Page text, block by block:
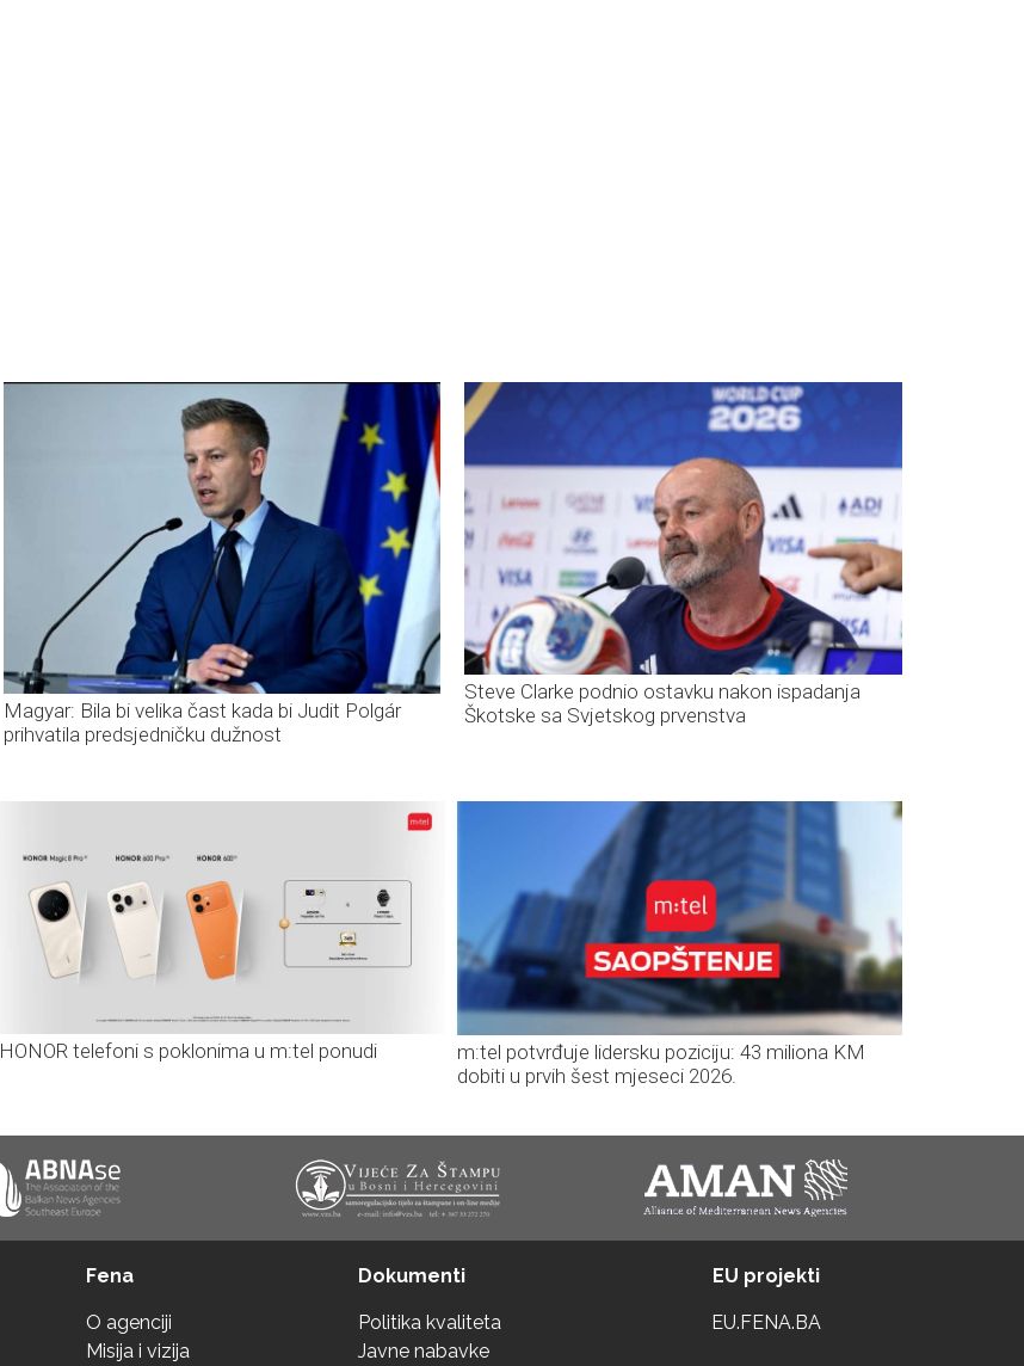
Magyar: Bila bi velika čast kada bi Judit Polgár
prihvatila predsjedničku dužnost
Steve Clarke podnio ostavku nakon ispadanja
Škotske sa Svjetskog prvenstva
HONOR telefoni s poklonima u m:tel ponudi
m:tel potvrđuje lidersku poziciju: 43 miliona KM
dobiti u prvih šest mjeseci 2026.
Fena
O agenciji
Misija i vizija
Dokumenti
Politika kvaliteta
Javne nabavke
EU projekti
EU.FENA.BA